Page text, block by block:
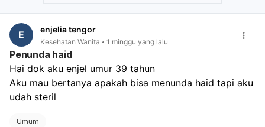
E enjelia tengor
Kesehatan Wanita 1 minggu yang lalu
Penunda haid
Hai dok aku enjel umur 39 tahun
Aku mau bertanya apakah bisa menunda haid tapi aku
udah steril
Umum